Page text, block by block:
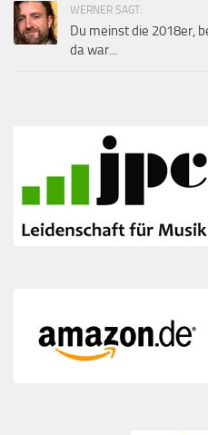
WERNER SAGT:
Du meinst die 2018er,
da war...